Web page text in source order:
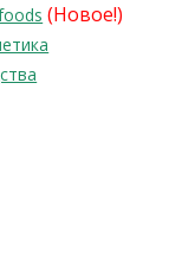
(Новое!)